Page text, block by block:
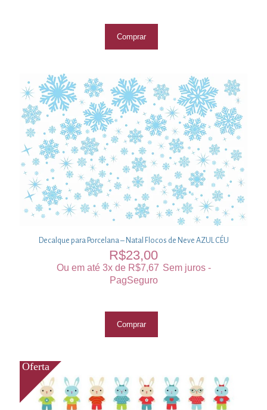
Comprar
Decalque para Porcelana – Natal Flocos de Neve AZUL CÉU
R$23,00
Ou em até 3x de R$7,67 Sem juros -
PagSeguro
Comprar